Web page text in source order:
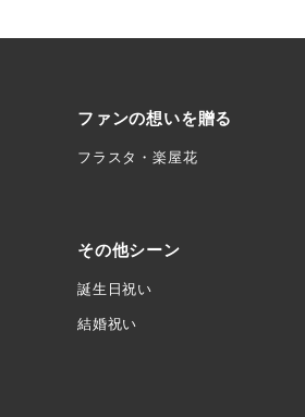
ファンの想いを贈る
フラスタ・楽屋花
その他シーン
誕生日祝い
結婚祝い